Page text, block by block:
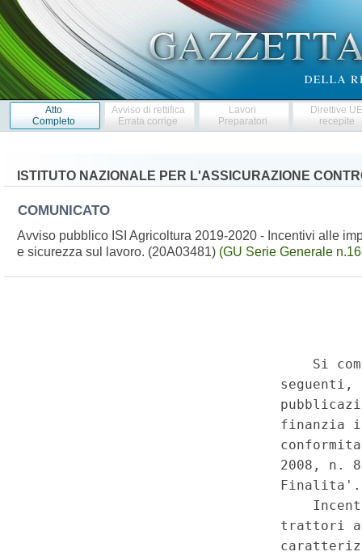
Atto
Completo
Avviso di rettifica
Errata corrige
Lavori
Preparatori
Direttive
recepite
ISTITUTO NAZIONALE PER L'ASSICURAZIONE
COMUNICATO
Avviso pubblico ISI Agricoltura 2019-2020 - Incentivi alle
e sicurezza sul lavoro. (20A03481) (GU Serie Generale